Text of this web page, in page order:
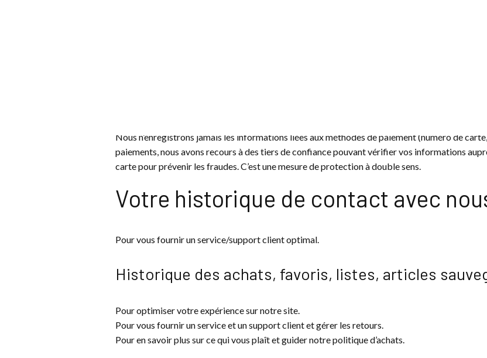
Nous n’enregistrons jamais les informations liées aux méthodes de paiement (numéro de
paiements, nous avons recours à des tiers de confiance pouvant vérifier vos informations
carte pour prévenir les fraudes. C’est une mesure de protection à double sens.
Votre historique de contact avec
Pour vous fournir un service/support client optimal.
Historique des achats, favoris, listes, articles
Pour optimiser votre expérience sur notre site.
Pour vous fournir un service et un support client et gérer les retours.
Pour en savoir plus sur ce qui vous plaît et guider notre politique d’achats.